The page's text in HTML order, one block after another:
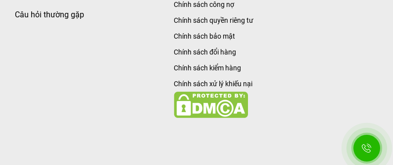
Câu hỏi thường gặp
Chính sách công nợ
Chính sách quyền riêng tư
Chính sách bảo mật
Chính sách đổi hàng
Chính sách kiểm hàng
Chính sách xử lý khiếu nại